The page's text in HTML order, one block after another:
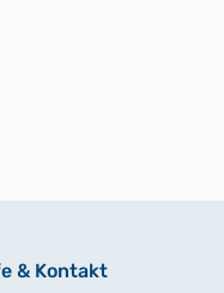
Digitalisate
& Kontakt